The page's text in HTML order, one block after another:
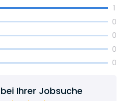
1
0
0
0
0
Ihrer Jobsuche